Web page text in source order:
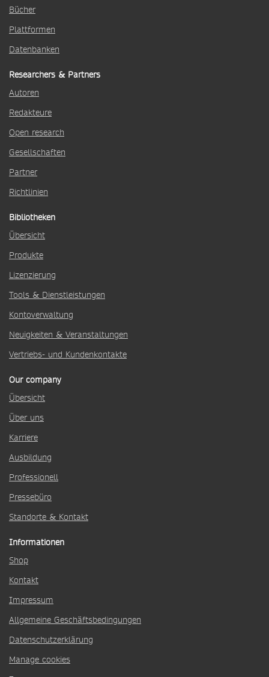
Bücher
Plattformen
Datenbanken
Researchers & Partners
Autoren
Redakteure
Open research
Gesellschaften
Partner
Richtlinien
Bibliotheken
Übersicht
Produkte
Lizenzierung
Tools & Dienstleistungen
Kontoverwaltung
Neuigkeiten & Veranstaltungen
Vertriebs- und Kundenkontakte
Our company
Übersicht
Über uns
Karriere
Ausbildung
Professionell
Pressebüro
Standorte & Kontakt
Informationen
Shop
Kontakt
Impressum
Allgemeine Geschäftsbedingungen
Datenschutzerklärung
Manage cookies